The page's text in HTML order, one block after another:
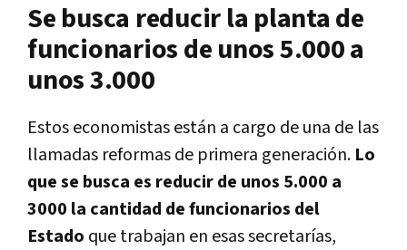
Se busca reducir la planta de
funcionarios de unos 5.000 a
unos 3.000
Estos economistas están a cargo de una de las
llamadas reformas de primera generación. Lo
que se busca es reducir de unos 5.000 a
3000 la cantidad de funcionarios del
Estado que trabajan en esas secretarías,